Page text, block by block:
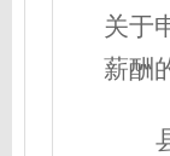
关于
薪酬